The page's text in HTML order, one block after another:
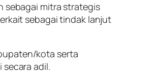
sebagai mitra strategis
sebagai tindak lanjut
kota serta
adil.